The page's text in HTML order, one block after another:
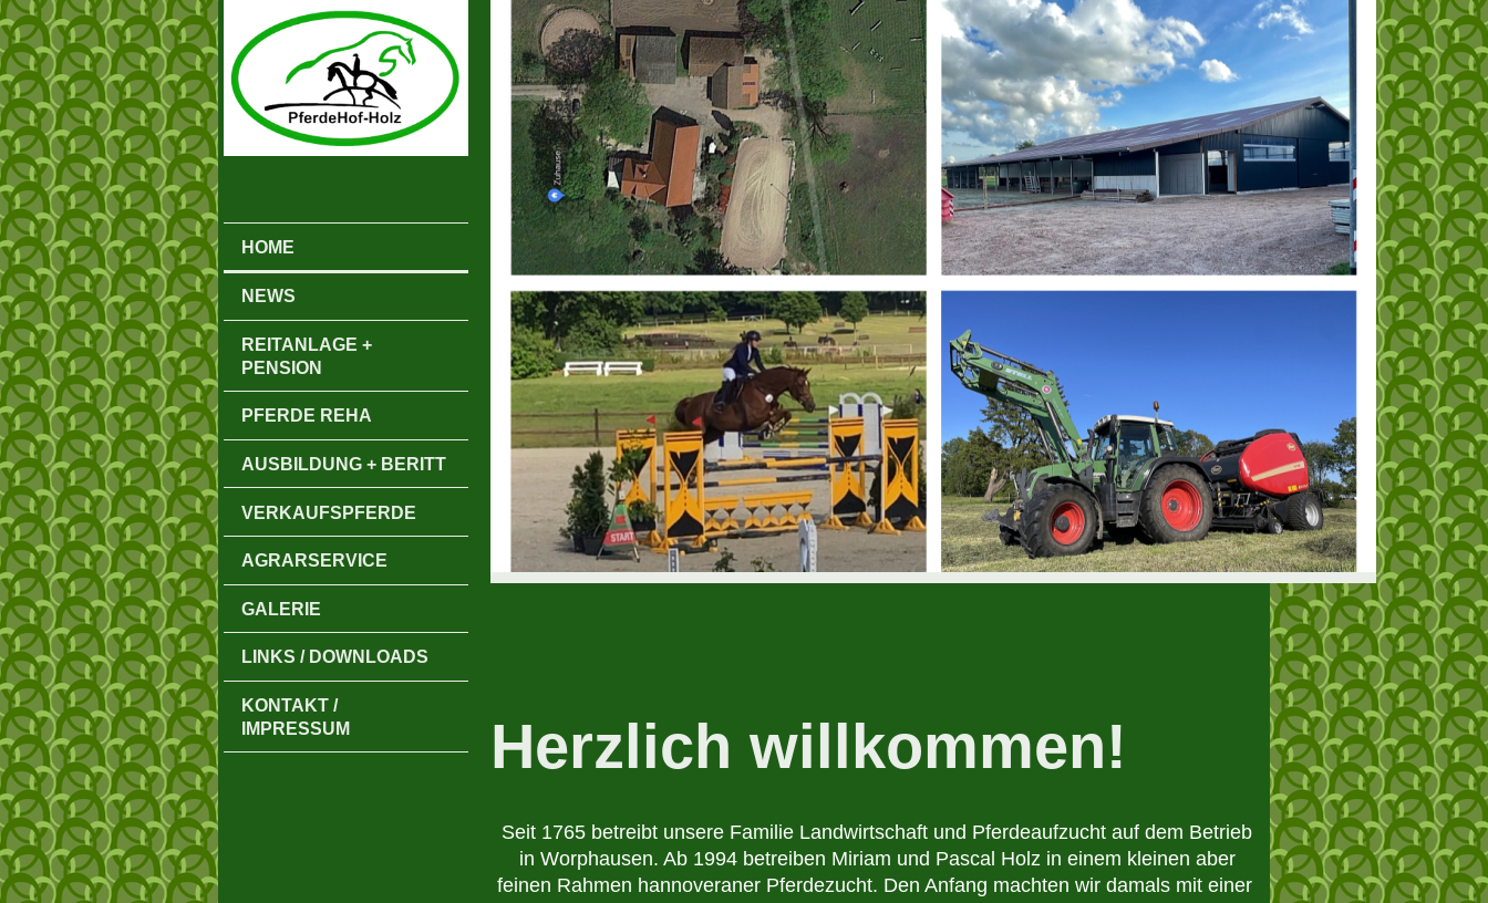
HOME
NEWS
REITANLAGE +
PENSION
PFERDE REHA
AUSBILDUNG + BERITT
VERKAUFSPFERDE
AGRARSERVICE
GALERIE
LINKS / DOWNLOADS
KONTAKT /
IMPRESSUM
Herzlich willkommen!
Seit 1765 betreibt unsere Familie Landwirtschaft und Pferdeaufzucht auf dem Betrieb
feinen Rahmen hannoveraner Pferdezucht. Den Anfang machten wir damals mit einer